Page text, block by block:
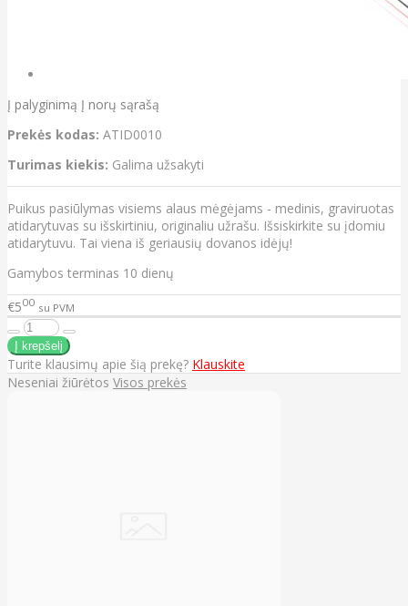
Į palyginimą Į norų sąrašą
Prekės kodas: ATID0010
Turimas kiekis: Galima užsakyti
Puikus pasiūlymas visiems alaus mėgėjams - medinis, graviruotas
atidarytuvas su išskirtiniu, originaliu užrašu. Išsiskirkite su įdomiu
atidarytuvu. Tai viena iš geriausių dovanos idėjų!
Gamybos terminas 10 dienų
€500 su PVM
Turite klausimų apie šią prekę? Klauskite
Neseniai žiūrėtos Visos prekės